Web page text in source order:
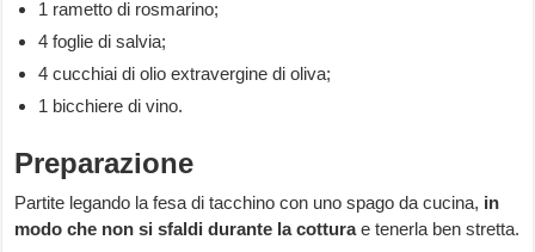
1 rametto di rosmarino;
4 foglie di salvia;
4 cucchiai di olio extravergine di oliva;
1 bicchiere di vino.
Preparazione
Partite legando la fesa di tacchino con uno spago da cucina, in
modo che non si sfaldi durante la cotturae tenerla ben stretta.